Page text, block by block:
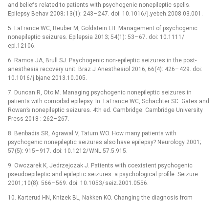
and beliefs related to patients with psychogenic nonepileptic spel­ls.
Epilepsy Behav 2008; 13(1): 243– 247. doi: 10.1016/j.yebeh.2008.03.001.
5. LaFrance WC, Reuber M, Goldstein LH. Management of psychogenic
nonepileptic seizures. Epilepsia 2013; 54(1): 53– 67. doi: 10.1111/
epi.12106.
6. Ramos JA, Brull SJ. Psychogenic non-epileptic sei­zures in the post-
anesthesia recovery unit. Braz J Anesthesiol 2016; 66(4): 426– 429. doi:
10.1016/j.bjane.2013.10.005.
7. Duncan R, Oto M. Manag­­ing psychogenic nonepileptic seizures in
patients with comorbid epilepsy. In: LaFrance WC, Schachter SC. Gates and
Rowan’s nonepileptic seizures. 4th ed. Cambridge: Cambridge University
Press 2018 : 262– 267.
8. Benbadis SR, Agrawal V, Tatum WO. How many patients with
psychogenic nonepileptic seizures also have epilepsy? Neurology 2001;
57(5): 915– 917. doi: 10.1212/WNL.57.5.915.
9. Owczarek K, Jedrzejczak J. Patients with coexistent psychogenic
pseudoepileptic and epileptic seizures: a psychological profile. Seizure
2001; 10(8): 566–569. doi: 10.1053/seiz.2001.0556.
10. Karterud HN, Knizek BL, Nakken KO. Chang­­ing the dia­gnosis from